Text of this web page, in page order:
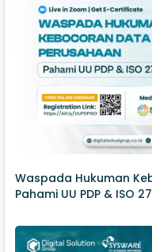
Waspada Hukuman
Pahami UU PDP & ISO